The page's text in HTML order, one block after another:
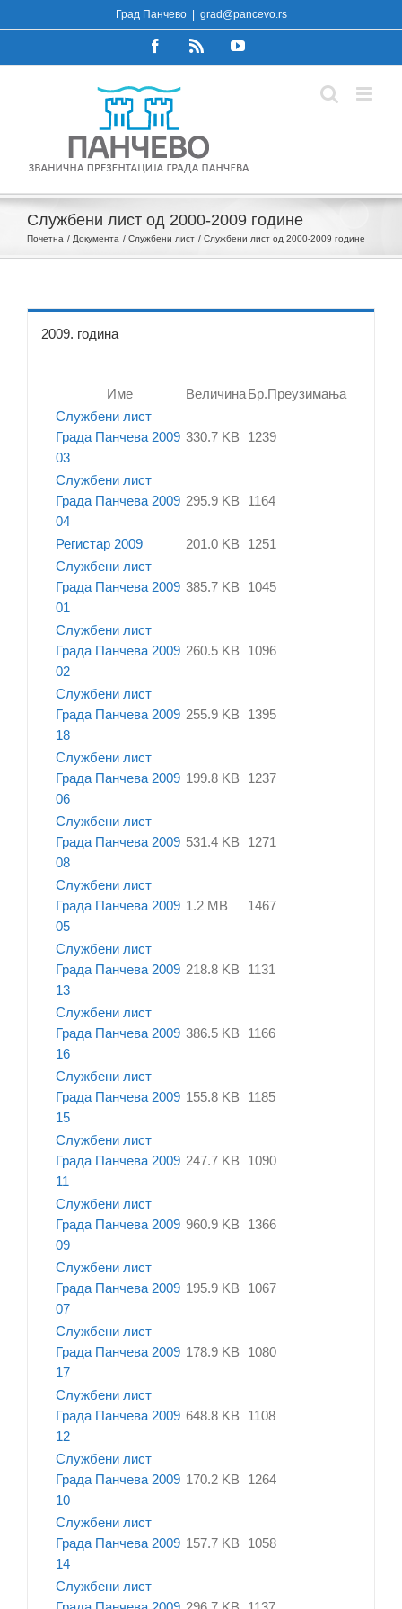
to
Град Панчево grad@pancevo.rs
FacebookRss YouTube
Службени лист од 2000-2009 године
Почетна Документа Службени лист Службени лист од 2000-2009 године
2009. година
Име ВеличинаБр.Преузимања
Службени лист
Града Панчева 2009
03
330.7 KB 1239
Службени лист
Града Панчева 2009
04
295.9 KB 1164
Регистар 2009 201.0 KB
1251
Службени лист
Града Панчева 2009
01
385.7 KB 1045
Службени лист
Града Панчева 2009
02
260.5 KB 1096
Службени лист
Града Панчева 2009
18
255.9 KB 1395
Службени лист
Града Панчева 2009
06
199.8 KB 1237
Службени лист
Града Панчева 2009
08
531.4 KB 1271
Службени лист
Града Панчева 2009
05
1.2 MB 1467
Службени лист
Града Панчева 2009
13
218.8 KB 1131
Службени лист
Града Панчева 2009
16
386.5 KB 1166
Службени лист
Града Панчева 2009
15
155.8 KB 1185
Службени лист
Града Панчева 2009
11
247.7 KB 1090
Службени лист
Града Панчева 2009
09
960.9 KB 1366
Службени лист
Града Панчева 2009
07
195.9 KB 1067
Службени лист
Града Панчева 2009
17
178.9 KB 1080
Службени лист
Града Панчева 2009
12
648.8 KB 1108
Службени лист
Града Панчева 2009
10
170.2 KB 1264
Службени лист
Града Панчева 2009
14
157.7 KB 1058
Службени лист